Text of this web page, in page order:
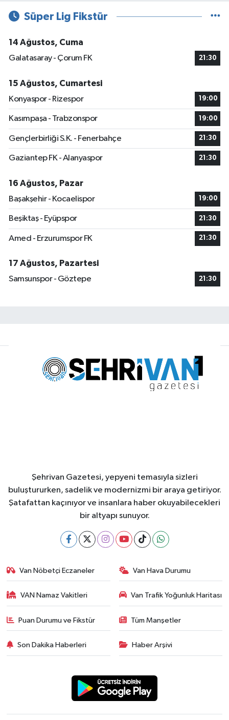
Süper Lig Fikstür
14 Ağustos, Cuma
Galatasaray - Çorum FK
21:30
15 Ağustos, Cumartesi
Konyaspor - Rizespor
19:00
Kasımpaşa - Trabzonspor 19:00
Gençlerbirliği S.K. - Fenerbahçe 21:30
Gaziantep FK - Alanyaspor 21:30
16 Ağustos, Pazar
Başakşehir - Kocaelispor
19:00
Beşiktaş - Eyüpspor 21:30
Amed - Erzurumspor FK 21:30
17 Ağustos, Pazartesi
Samsunspor - Göztepe
21:30
Şehrivan Gazetesi, yepyeni temasıyla sizleri
buluştururken, sadelik ve modernizmi bir araya getiriyor.
Şatafattan kaçınıyor ve insanlara haber okuyabilecekleri
bir altyapı sunuyor.
Van Nöbetçi Eczaneler Van Hava Durumu
VAN Namaz Vakitleri Van Trafik Yoğunluk Haritası
Puan Durumu ve Fikstür Tüm Manşetler
Son Dakika Haberleri Haber Arşivi